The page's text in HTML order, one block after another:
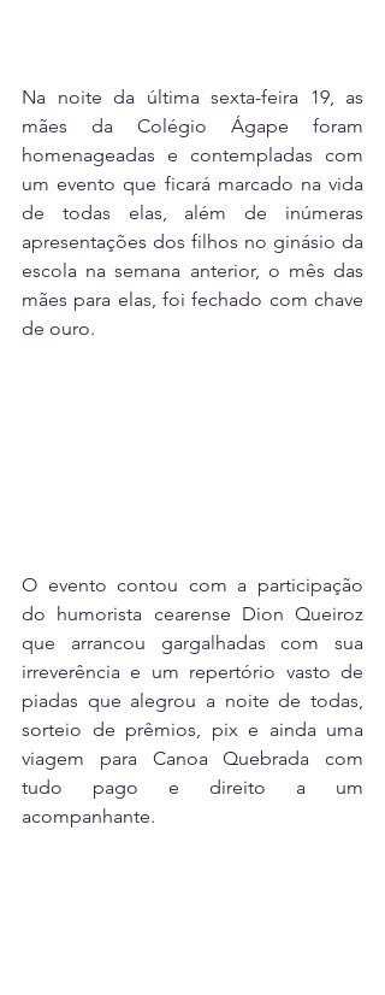
Na noite da última sexta-feira 19, as
mães da Colégio Ágape foram
homenageadas e contempladas com
um evento que ficará marcado na vida
de todas elas, além de inúmeras
apresentações dos filhos no ginásio da
escola na semana anterior, o mês das
mães para elas, foi fechado com chave
de ouro.
O evento contou com a participação
do humorista cearense Dion Queiroz
que arrancou gargalhadas com sua
irreverência e um repertório vasto de
piadas que alegrou a noite de todas,
sorteio de prêmios, pix e ainda uma
viagem para Canoa Quebrada com
tudo pago e direito a um
acompanhante.